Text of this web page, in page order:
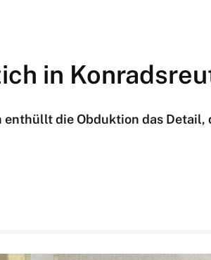
in
die Obduktion das Detail,